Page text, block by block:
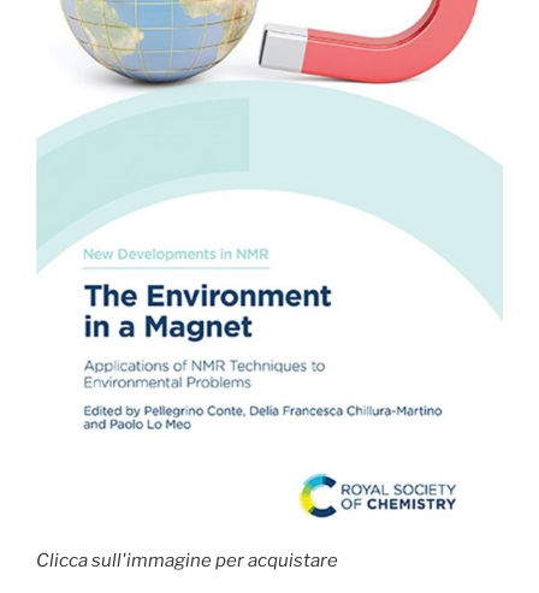
Clicca sull'immagine per acquistare